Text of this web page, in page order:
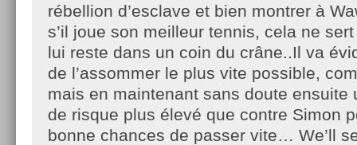
rébellion d’esclave et bien montrer à
s’il joue son meilleur tennis, cela ne
lui reste dans un coin du crâne..Il va
de l’assommer le plus vite possible,
mais en maintenant sans doute ensuite
de risque plus élevé que contre Simon
bonne chances de passer vite… We’ll